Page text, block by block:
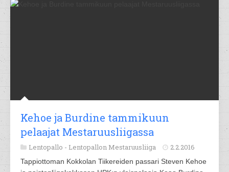
Kehoe ja Burdine tammikuun
pelaajat Mestaruusliigassa
Lentopallo - Lentopallon Mestaruusliiga 2.2.2016
Tappiottoman Kokkolan Tiikereiden passari Steven Kehoe